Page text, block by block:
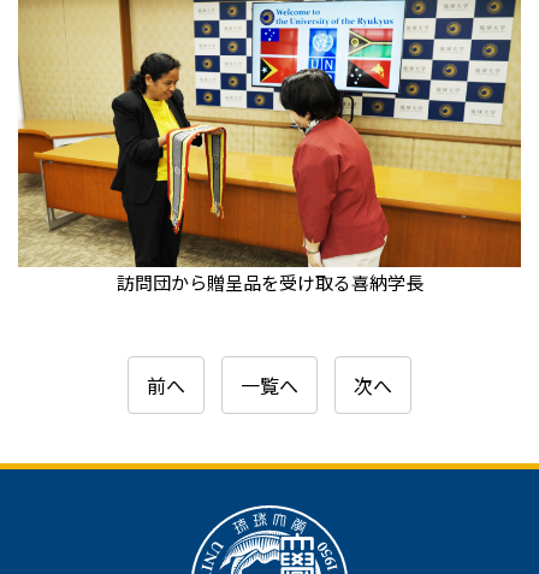
訪問団から贈呈品を受け取る喜納学長
前へ 一覧へ 次へ